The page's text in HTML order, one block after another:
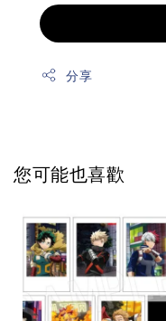
分享
您可能也喜歡